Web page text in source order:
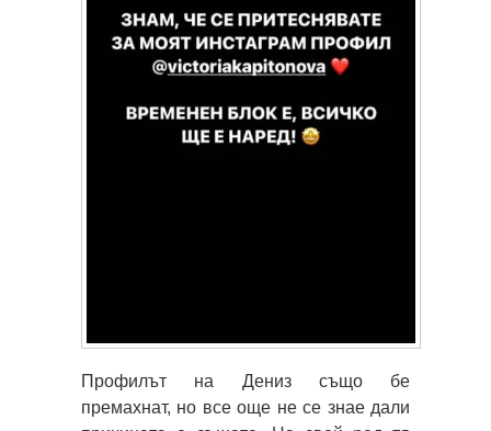
Профилът на Дениз също бе
премахнат, но все още не се знае дали